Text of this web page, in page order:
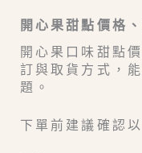
開心果甜點價格
開心果口味甜點
訂與取貨方式，
題。
下單前建議確認